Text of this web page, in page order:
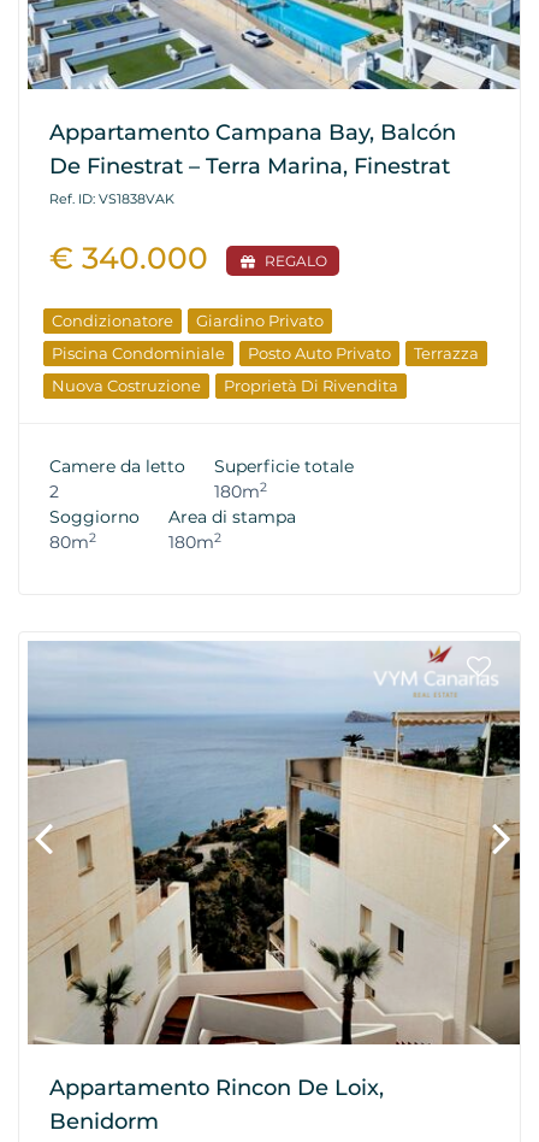
Appartamento Campana Bay, Balcón
De Finestrat – Terra Marina, Finestrat
Ref. ID: VS1838VAK
€ 340.000 REGALO
Condizionatore
Giardino Privato
Piscina Condominiale
Posto Auto Privato
Terrazza
Nuova Costruzione
Proprietà Di Rivendita
Camere da letto
2
Superficie totale
180m2
Soggiorno
80m2
Area di stampa
180m2
Appartamento Rincon De Loix,
Benidorm